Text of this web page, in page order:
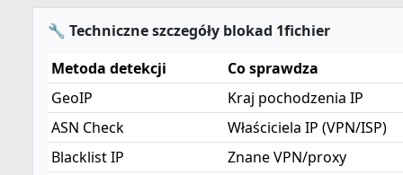
🔧 Techniczne szczegóły blokad 1fichier
Metoda detekcji
Co sprawdza
GeoIP
Kraj pochodzenia IP
ASN Check
Właściciela IP (VPN/ISP)
Blacklist IP
Znane VPN/proxy